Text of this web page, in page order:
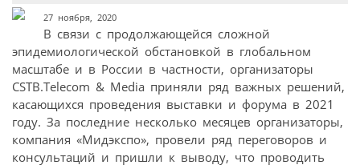
27 ноября, 2020
В связи с продолжающейся сложной
эпидемиологической обстановкой в глобальном
масштабе и в России в частности, организаторы
CSTB.Telecom & Media приняли ряд важных решений,
касающихся проведения выставки и форума в 2021
году. За последние несколько месяцев организаторы,
компания «Мидэкспо», провели ряд переговоров и
консультаций и пришли к выводу, что проводить